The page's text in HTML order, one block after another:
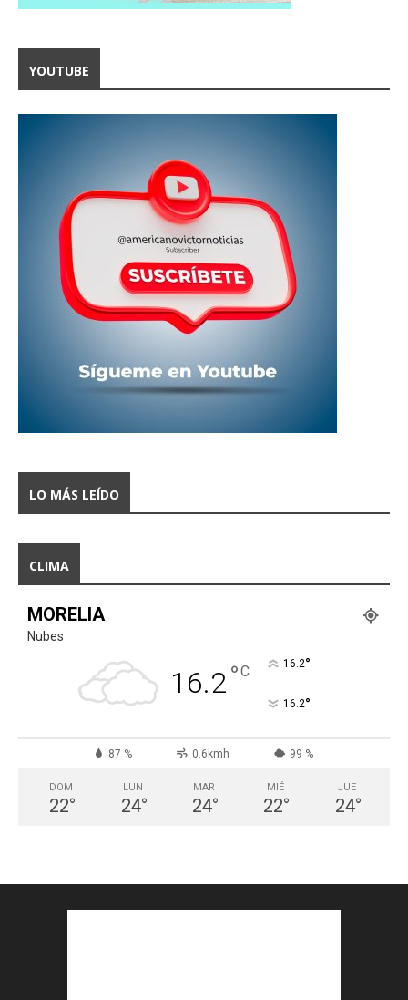
YOUTUBE
LO MÁS LEÍDO
CLIMA
MORELIA
Nubes
16.2°C 16.2°
16.2°
87 % 0.6kmh 99 %
DOM
22°
LUN
24°
MAR
24°
MIÉ
22°
JUE
24°